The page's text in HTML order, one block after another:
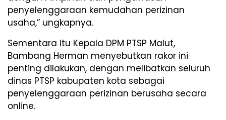
penyelenggaraan kemudahan perizinan
usaha,” ungkapnya.
Sementara itu Kepala DPM PTSP Malut,
Bambang Herman menyebutkan rakor ini
penting dilakukan, dengan melibatkan seluruh
dinas PTSP kabupaten kota sebagai
penyelenggaraan perizinan berusaha secara
online.